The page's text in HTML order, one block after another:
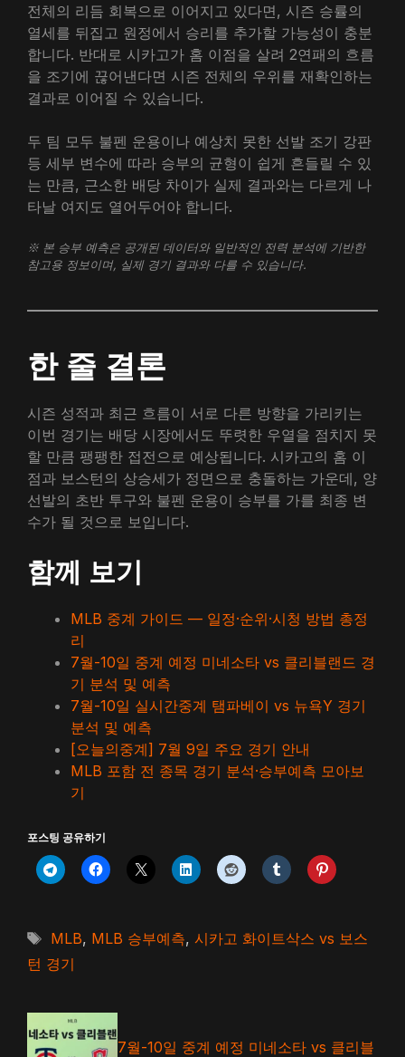
전체의 리듬 회복으로 이어지고 있다면, 시즌 승률의
열세를 뒤집고 원정에서 승리를 추가할 가능성이 충분
합니다. 반대로 시카고가 홈 이점을 살려 2연패의 흐름
을 조기에 끊어낸다면 시즌 전체의 우위를 재확인하는
결과로 이어질 수 있습니다.
두 팀 모두 불펜 운용이나 예상치 못한 선발 조기 강판
등 세부 변수에 따라 승부의 균형이 쉽게 흔들릴 수 있
는 만큼, 근소한 배당 차이가 실제 결과와는 다르게 나
타날 여지도 열어두어야 합니다.
※ 본 승부 예측은 공개된 데이터와 일반적인 전력 분석에 기반한
참고용 정보이며, 실제 경기 결과와 다를 수 있습니다.
한 줄 결론
시즌 성적과 최근 흐름이 서로 다른 방향을 가리키는
이번 경기는 배당 시장에서도 뚜렷한 우열을 점치지 못
할 만큼 팽팽한 접전으로 예상됩니다. 시카고의 홈 이
점과 보스턴의 상승세가 정면으로 충돌하는 가운데, 양
선발의 초반 투구와 불펜 운용이 승부를 가를 최종 변
수가 될 것으로 보입니다.
함께 보기
MLB 중계 가이드 — 일정·순위·시청 방법 총정
리
7월-10일 중계 예정 미네소타 vs 클리블랜드 경
기 분석 및 예측
7월-10일 실시간중계 탬파베이 vs 뉴욕Y 경기
분석 및 예측
[오늘의중계] 7월 9일 주요 경기 안내
MLB 포함 전 종목 경기 분석·승부예측 모아보
기
포스팅 공유하기
태
그
MLB, MLB 승부예측, 시카고 화이트삭스 vs 보스
턴 경기
7월-10일 중계 예정 미네소타 vs 클리블